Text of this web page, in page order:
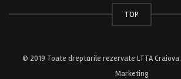
TOP
© 2019 Toate drepturile rezervate LTTA
Marketing